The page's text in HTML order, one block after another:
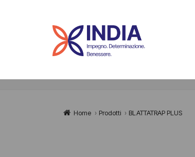
Home › Prodotti › BLATTATRAP PLUS